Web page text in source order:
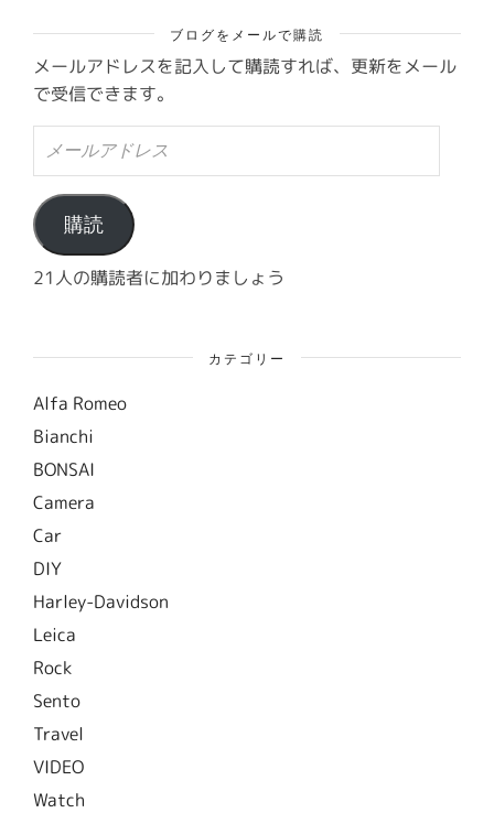
ブログをメールで購読
メールアドレスを記入して購読すれば、更新をメール
で受信できます。
ル
ア
ド
レ
ス
購読
21人の購読者に加わりましょう
カテゴリー
Alfa Romeo
Bianchi
BONSAI
Camera
Car
DIY
Harley-Davidson
Leica
Rock
Sento
Travel
VIDEO
Watch